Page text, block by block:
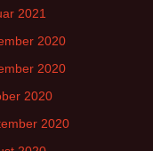
2021
2020
2020
2020
2020